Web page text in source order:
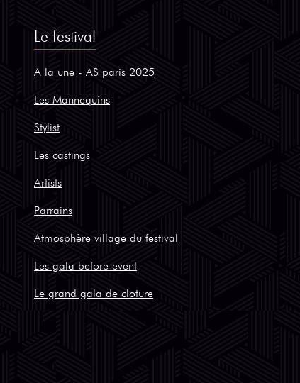
Le festival
A la une - AS paris 2025
Les Mannequins
Stylist
Les castings
Artists
Parrains
Atmosphère village du festival
Les gala before event
Le grand gala de cloture